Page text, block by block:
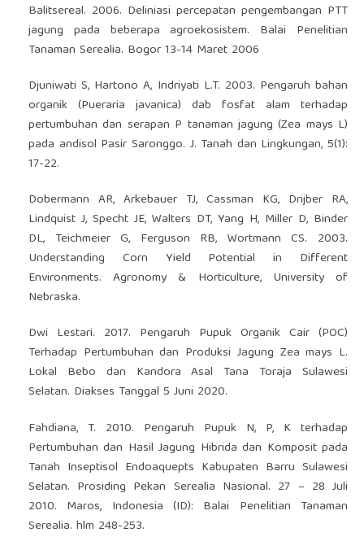
Balitsereal. 2006. Deliniasi percepatan pengembangan PTT
jagung pada beberapa agroekosistem. Balai Penelitian
Tanaman Serealia. Bogor 13-14 Maret 2006
Djuniwati S, Hartono A, Indriyati L.T. 2003. Pengaruh bahan
organik (Pueraria javanica) dab fosfat alam terhadap
pertumbuhan dan serapan P tanaman jagung (Zea mays L)
pada andisol Pasir Saronggo. J. Tanah dan Lingkungan, 5(1):
17-22.
Dobermann AR, Arkebauer TJ, Cassman KG, Drijber RA,
Lindquist J, Specht JE, Walters DT, Yang H, Miller D, Binder
DL, Teichmeier G, Ferguson RB, Wortmann CS. 2003.
Understanding Corn Yield Potential in Different
Environments. Agronomy & Horticulture, University of
Nebraska.
Dwi Lestari. 2017. Pengaruh Pupuk Organik Cair (POC)
Terhadap Pertumbuhan dan Produksi Jagung Zea mays L.
Lokal Bebo dan Kandora Asal Tana Toraja Sulawesi
Selatan. Diakses Tanggal 5 Juni 2020.
Fahdiana, T. 2010. Pengaruh Pupuk N, P, K terhadap
Pertumbuhan dan Hasil Jagung Hibrida dan Komposit pada
Tanah Inseptisol Endoaquepts Kabupaten Barru Sulawesi
Selatan. Prosiding Pekan Serealia Nasional. 27 – 28 Juli
2010. Maros, Indonesia (ID): Balai Penelitian Tanaman
Serealia. hlm 248-253.